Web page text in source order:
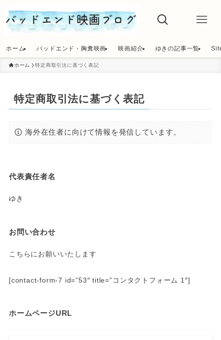
ホーム バッドエンド・胸糞映画 映画紹介 ゆきの記事一覧
ホーム 特定商取引法に基づく表記
特定商取引法に基づく表記
海外在住者に向けて情報を発信しています。
代表責任者名
ゆき
お問い合わせ
こちらにお願いいたします
[contact-form-7 id=”53″ title=”コンタクトフォーム 1″]
ホームページURL